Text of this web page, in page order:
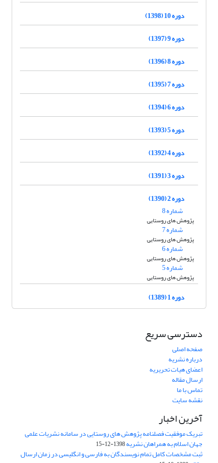
دوره 10 (1398)
دوره 9 (1397)
دوره 8 (1396)
دوره 7 (1395)
دوره 6 (1394)
دوره 5 (1393)
دوره 4 (1392)
دوره 3 (1391)
دوره 2 (1390)
شماره 8
پژوهش های روستایی
شماره 7
پژوهش های روستایی
شماره 6
پژوهش های روستایی
شماره 5
پژوهش های روستایی
دوره 1 (1389)
دسترسی سریع
صفحه اصلی
درباره نشریه
اعضای هیات تحریریه
ارسال مقاله
تماس با ما
نقشه سایت
آخرین اخبار
تبریک موفقیت فصلنامه پژوهش های روستایی در سامانه نشریات علمی
جهان اسلام به همراهان نشریه1398-12-15
ثبت مشخصات کامل تمام نویسندگان به فارسی و انگلیسی در زمان ارسال